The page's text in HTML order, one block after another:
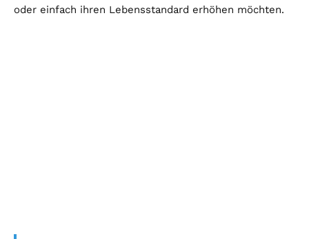
oder einfach ihren Lebensstandard erhöhen möchten.